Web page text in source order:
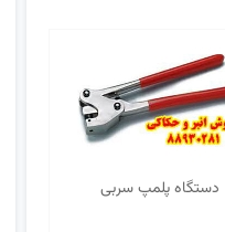
دستگاه پلمپ سربی